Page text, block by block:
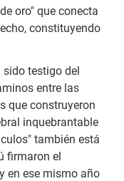
oro" que conecta
constituyendo
sido testigo del
entre las
que construyeron
inquebrantable
también está
firmaron el
en ese mismo año